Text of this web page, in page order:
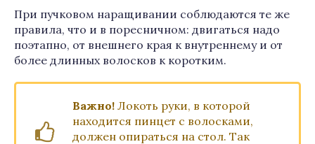
При пучковом наращивании соблюдаются те же
правила, что и в поресничном: двигаться надо
поэтапно, от внешнего края к внутреннему и от
более длинных волосков к коротким.
Важно! Локоть руки, в которой
находится пинцет с волосками,
должен опираться на стол. Так